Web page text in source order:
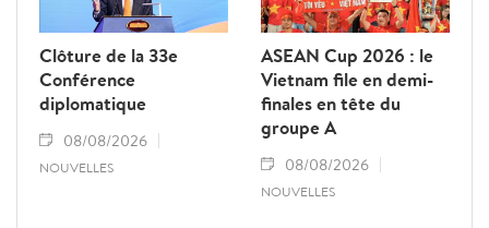
Clôture de la 33e
Conférence
diplomatique
08/08/2026
NOUVELLES
ASEAN Cup 2026 : le
Vietnam file en demi-
finales en tête du
groupe A
08/08/2026
NOUVELLES